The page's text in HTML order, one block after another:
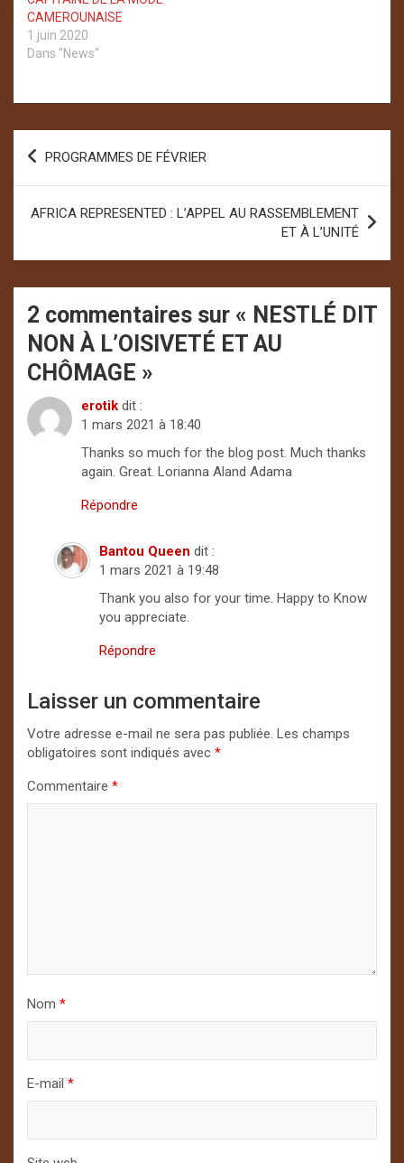
CAMEROUNAISE
1 juin 2020
Dans "News"
Navigation
de
PROGRAMMES DE FÉVRIER
AFRICA REPRESENTED : L’APPEL AU RASSEMBLEMENT
ET À L’UNITÉ
2 commentaires sur « NESTLÉ DIT
NON À L’OISIVETÉ ET AU
CHÔMAGE »
erotik dit :
1 mars 2021 à 18:40
Thanks so much for the blog post. Much thanks
again. Great. Lorianna Aland Adama
Répondre
Bantou Queen dit :
1 mars 2021 à 19:48
Thank you also for your time. Happy to Know
you appreciate.
Répondre
Laisser un commentaire
Votre adresse e-mail ne sera pas publiée. Les champs
obligatoires sont indiqués avec *
Commentaire *
Nom *
E-mail *